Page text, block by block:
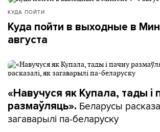
КУДА ПОЙТИ
Куда пойти в выходные в
августа
«Навучуся як Купала, тады і
размаўляць». Беларусы
загаварылі па-беларуску